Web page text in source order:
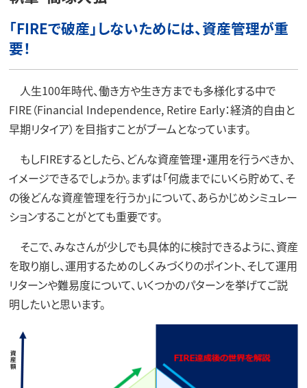
「FIREで破産」しないためには、資産管理が重
要！
人生100年時代、働き方や生き方までも多様化する中で
FIRE（Financial Independence, Retire Early：経済的自由と
早期リタイア）を目指すことがブームとなっています。
もしFIREするとしたら、どんな資産管理・運用を行うべきか、
イメージできるでしょうか。まずは「何歳までにいくら貯めて、そ
の後どんな資産管理を行うか」について、あらかじめシミュレー
ションすることがとても重要です。
そこで、みなさんが少しでも具体的に検討できるように、資産
を取り崩し、運用するためのしくみづくりのポイント、そして運用
リターンや難易度について、いくつかのパターンを挙げてご説
明したいと思います。